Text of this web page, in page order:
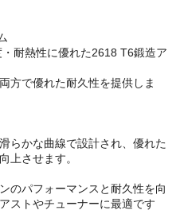
耐熱性に優れた2618 T6鍛造ア
方で優れた耐久性を提供しま
らかな曲線で設計され、優れた
上させます。
のパフォーマンスと耐久性を向
ストやチューナーに最適です